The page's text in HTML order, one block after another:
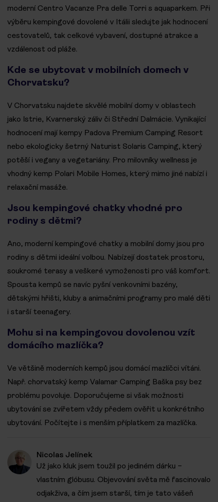
moderní Centro Vacanze Pra delle Torri s aquaparkem. Při
výběru kempingové dovolené v Itálii sledujte jak hodnocení
cestovatelů, tak celkové vybavení, dostupné atrakce a
vzdálenost od pláže.
Kde se ubytovat v mobilních domech v
Chorvatsku?
V Chorvatsku najdete skvělé mobilní domy v oblastech
jako Istrie, Kvarnerský záliv či Střední Dalmácie. Vynikající
hodnocení mají kempy Padova Premium Camping Resort
nebo ekologicky šetrný Naturist Solaris Camping, který
potěší i vegany a vegetariány. Pro milovníky wellness je
vhodný kemp Polari Mobile Homes, který mimo jiné nabízí i
relaxační masáže.
Jsou kempingové chatky vhodné pro
rodiny s dětmi?
Ano, moderní kempingové chatky a mobilní domy jsou pro
rodiny s dětmi ideální volbou. Nabízejí dostatek prostoru,
soukromé terasy a veškeré vymoženosti pro váš komfort.
Spousta kempů se navíc pyšní venkovními bazény,
dětskými hřišti, kluby a animačními programy pro malé děti
i starší teenagery.
Mohu si na kempingovou dovolenou vzít
domácího mazlíčka?
Ve většině moderních kempů jsou domácí mazlíčci vítáni.
Např. chorvatský kemp Valamar Camping Baška psy bez
problému povoluje. Doporučujeme si však možnosti
ubytování se zvířetem vždy předem ověřit u konkrétního
ubytování. Počítejte i s menším příplatkem za mazlíčka.
Nicolas Jelínek
Už jako kluk jsem toužil po jediném dárku –
vlastním glóbusu. Objevování světa mě fascinovalo
odjakživa, a čím jsem starší, tím je tato vášeň